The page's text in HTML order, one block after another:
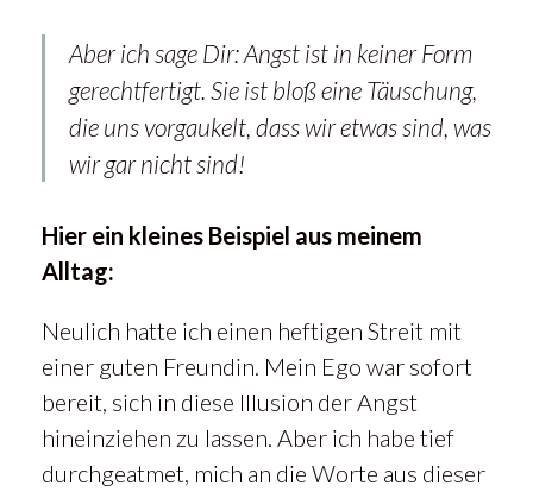
Aber ich sage Dir: Angst ist in keiner Form
gerechtfertigt. Sie ist bloß eine Täuschung,
die uns vorgaukelt, dass wir etwas sind, was
wir gar nicht sind!
Hier ein kleines Beispiel aus meinem
Alltag:
Neulich hatte ich einen heftigen Streit mit
einer guten Freundin. Mein Ego war sofort
bereit, sich in diese Illusion der Angst
hineinziehen zu lassen. Aber ich habe tief
durchgeatmet, mich an die Worte aus dieser